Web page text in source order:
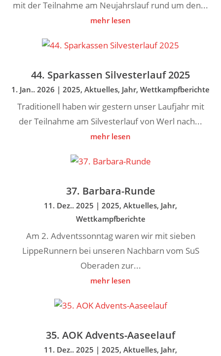
mit der Teilnahme am Neujahrslauf rund um den...
mehr lesen
44. Sparkassen Silvesterlauf 2025
1. Jan.. 2026 | 2025, Aktuelles, Jahr, Wettkampfberichte
Traditionell haben wir gestern unser Laufjahr mit
der Teilnahme am Silvesterlauf von Werl nach...
mehr lesen
37. Barbara-Runde
11. Dez.. 2025 | 2025, Aktuelles, Jahr,
Wettkampfberichte
Am 2. Adventssonntag waren wir mit sieben
LippeRunnern bei unseren Nachbarn vom SuS
Oberaden zur...
mehr lesen
35. AOK Advents-Aaseelauf
11. Dez.. 2025 | 2025, Aktuelles, Jahr,